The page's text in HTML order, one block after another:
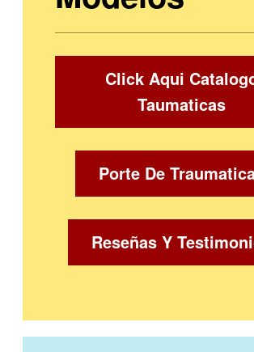
Click Aqui
Taumaticas
Porte De
Reseñas Y